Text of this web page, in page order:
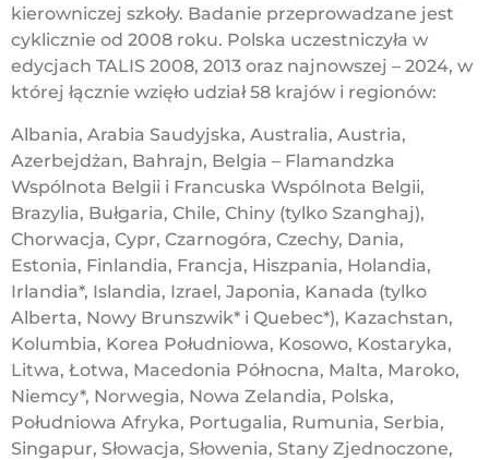
kierowniczej szkoły. Badanie przeprowadzane jest
cyklicznie od 2008 roku. Polska uczestniczyła w
edycjach TALIS 2008, 2013 oraz najnowszej – 2024, w
której łącznie wzięło udział 58 krajów i regionów:
Albania, Arabia Saudyjska, Australia, Austria,
Azerbejdżan, Bahrajn, Belgia – Flamandzka
Wspólnota Belgii i Francuska Wspólnota Belgii,
Brazylia, Bułgaria, Chile, Chiny (tylko Szanghaj),
Chorwacja, Cypr, Czarnogóra, Czechy, Dania,
Estonia, Finlandia, Francja, Hiszpania, Holandia,
Irlandia*, Islandia, Izrael, Japonia, Kanada (tylko
Alberta, Nowy Brunszwik* i Quebec*), Kazachstan,
Kolumbia, Korea Południowa, Kosowo, Kostaryka,
Litwa, Łotwa, Macedonia Północna, Malta, Maroko,
Niemcy*, Norwegia, Nowa Zelandia, Polska,
Południowa Afryka, Portugalia, Rumunia, Serbia,
Singapur, Słowacja, Słowenia, Stany Zjednoczone,